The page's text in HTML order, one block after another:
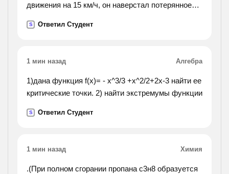
движения на 15 км/ч, он наверстал потерянное
двигался после остановки?
S Ответил Студент
1 мин назад Алгебра
1)дана функция f(x)= - x^3/3 +x^2/2+2x-3 найти ее
критические точки. 2) найти экстремумы функции
S Ответил Студент
1 мин назад Химия
.(При полном сгорании пропана с3н8 образуется